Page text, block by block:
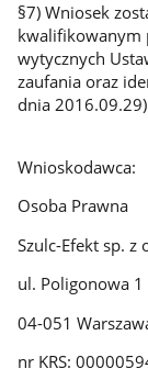
§7) Wniosek
kwalifikowanym
wytycznych
zaufania oraz
dnia 2016.09.29)
Wnioskodawca:
Osoba Prawna
Szulc-Efekt sp. z
ul. Poligonowa 1
04-051
nr KRS: